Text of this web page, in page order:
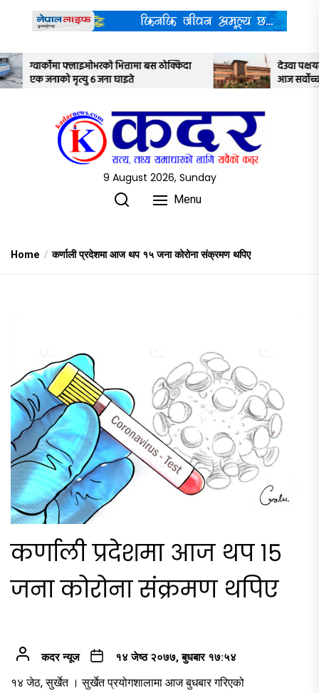
contentबस ठोक्किदा
देउवा पक्षयले दिएकोे पुनरावलोकन
आज सर्वोच्च अदालतका तीन न्यायाधीशले
9 August 2026, Sunday
Menu
Home कर्णाली प्रदेशमा आज थप १५ जना कोरोना संक्रमण थपिए
कर्णाली प्रदेशमा आज थप १५
जना कोरोना संक्रमण थपिए
कदर न्यूज १४ जेष्ठ २०७७, बुधबार १७:५४
१४ जेठ, सुर्खेत । सुर्खेत प्रयोगशालामा आज बुधबार गरिएको